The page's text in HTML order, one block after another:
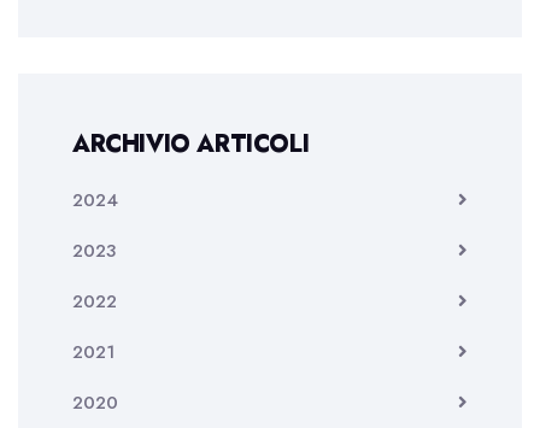
ARCHIVIO ARTICOLI
2024
2023
2022
2021
2020